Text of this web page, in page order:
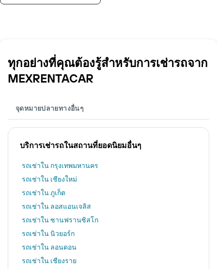
ทุกอย่างที่คุณต้องรู้สำหรับการเช่ารถจาก
MEXRENTACAR
จุดหมายปลายทางอื่นๆ
บริการเช่ารถในสถานที่ยอดนิยมอื่นๆ
รถเช่าใน กรุงเทพมหานคร
รถเช่าใน เชียงใหม่
รถเช่าใน ภูเก็ต
รถเช่าใน ลอสแอนเจลิส
รถเช่าใน ซานฟรานซิสโก
รถเช่าใน นิวยอร์ก
รถเช่าใน ลอนดอน
รถเช่าใน เชียงราย